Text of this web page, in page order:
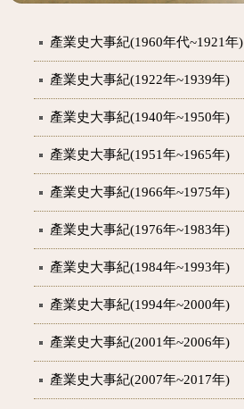
產業史大事紀(1960年代~1921年)
產業史大事紀(1922年~1939年)
產業史大事紀(1940年~1950年)
產業史大事紀(1951年~1965年)
產業史大事紀(1966年~1975年)
產業史大事紀(1976年~1983年)
產業史大事紀(1984年~1993年)
產業史大事紀(1994年~2000年)
產業史大事紀(2001年~2006年)
產業史大事紀(2007年~2017年)